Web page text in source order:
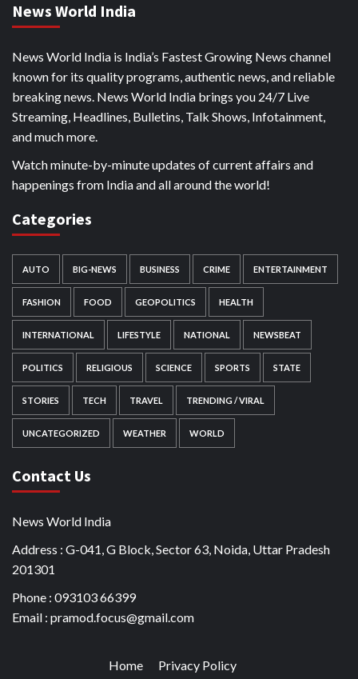
News World India
News World India is India’s Fastest Growing News channel
known for its quality programs, authentic news, and reliable
breaking news. News World India brings you 24/7 Live
Streaming, Headlines, Bulletins, Talk Shows, Infotainment,
and much more.
Watch minute-by-minute updates of current affairs and
happenings from India and all around the world!
Categories
AUTO BIG-NEWS BUSINESS CRIME ENTERTAINMENT
FASHION FOOD GEOPOLITICS HEALTH
INTERNATIONAL LIFESTYLE NATIONAL NEWSBEAT
POLITICS RELIGIOUS SCIENCE SPORTS STATE
STORIES TECH TRAVEL TRENDING / VIRAL
UNCATEGORIZED WEATHER WORLD
Contact Us
News World India
Address : G-041, G Block, Sector 63, Noida, Uttar Pradesh
201301
Phone : 093103 66399
Email : pramod.focus@gmail.com
Home Privacy Policy